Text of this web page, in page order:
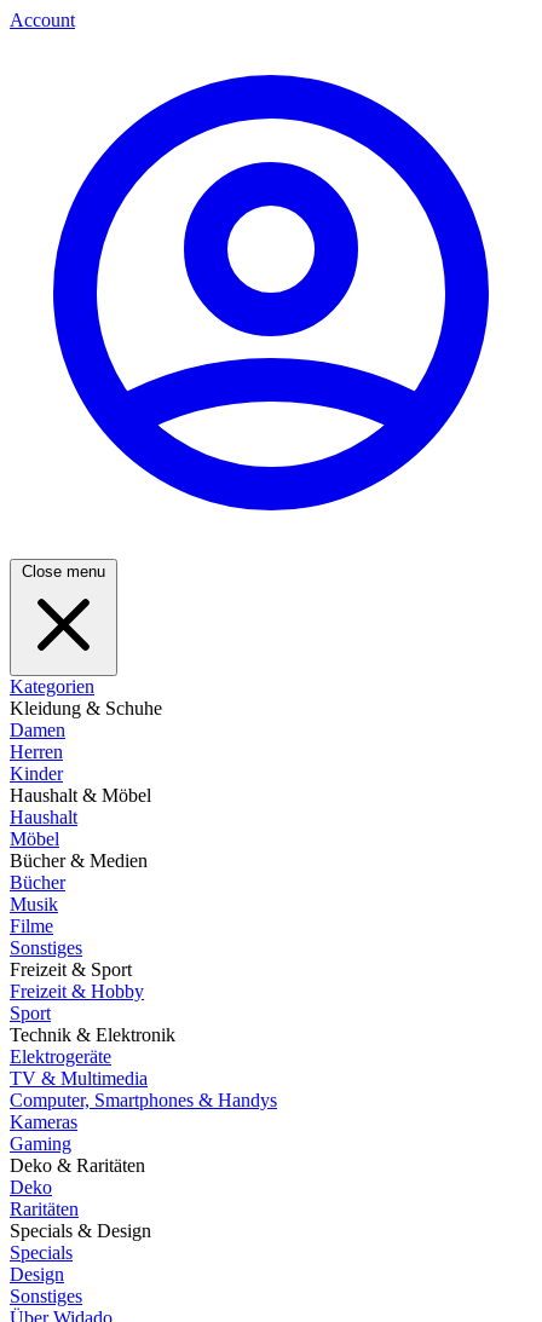
Account
Close menu
Kategorien
Kleidung & Schuhe
Damen
Herren
Kinder
Haushalt & Möbel
Haushalt
Möbel
Bücher & Medien
Bücher
Musik
Filme
Sonstiges
Freizeit & Sport
Freizeit & Hobby
Sport
Technik & Elektronik
Elektrogeräte
TV & Multimedia
Computer, Smartphones & Handys
Kameras
Gaming
Deko & Raritäten
Deko
Raritäten
Specials & Design
Specials
Design
Sonstiges
Über Widado